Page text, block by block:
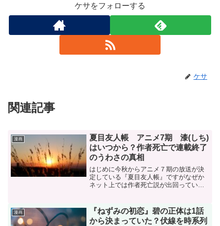
ケサをフォローする
ケサ
関連記事
漫画
夏目友人帳 アニメ7期 漆(しち)
はいつから？作者死亡で連載終了
のうわさの真相
はじめに今秋からアニメ７期の放送が決
定している『夏目友人帳』ですがなぜか
ネット上では作者死亡説が出回っていま
作者である緑川ゆきは死亡していませ
ん。緑川ゆきさんは1976...
漫画
『ねずみの初恋』碧の正体は1話
から決まっていた？伏線を時系列